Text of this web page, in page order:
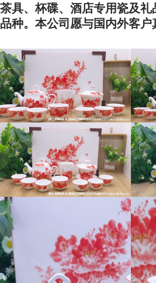
茶具、杯碟、酒店专用瓷及
品种。本公司愿与国内外客户